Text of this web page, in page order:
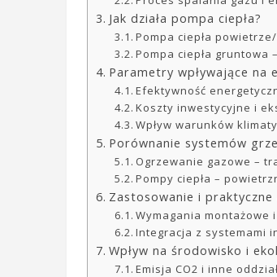
Jak działa pompa ciepła?
Pompa ciepła
Pompa ciepła gruntowa
Parametry wpływające na
Efektywność
Koszty inwestycyjne i
Wpływ warunków
Porównanie systemów
Ogrzewanie gazowe –
Pompy ciepła –
Zastosowanie i
Wymagania montażowe
Integracja z systemami
Wpływ na środowisko i
Emisja CO2 i inne